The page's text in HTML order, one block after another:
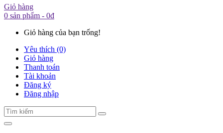
Giỏ hàng
0 sản phẩm - 0đ
Giỏ hàng của bạn trống!
Yêu thích (0)
Giỏ hàng
Thanh toán
Tài khoản
Đăng ký
Đăng nhập